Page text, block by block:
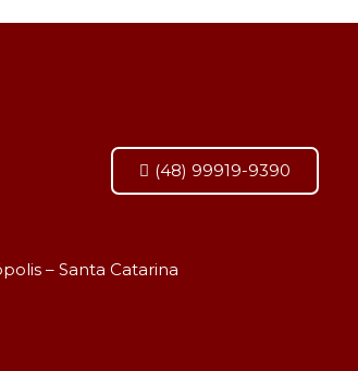
(48) 99919-9390
– Santa Catarina